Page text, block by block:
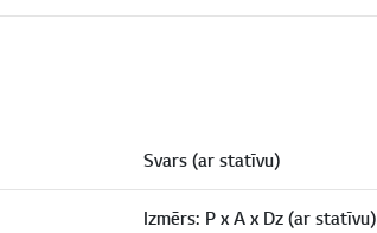
Svars (ar statīvu)
Izmērs: P x A x Dz (ar statīvu)